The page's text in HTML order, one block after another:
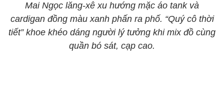
Mai Ngọc lăng-xê xu hướng mặc áo tank và
cardigan đồng màu xanh phấn ra phố. “Quý cô thời
tiết” khoe khéo dáng người lý tưởng khi mix đồ cùng
quần bó sát, cạp cao.